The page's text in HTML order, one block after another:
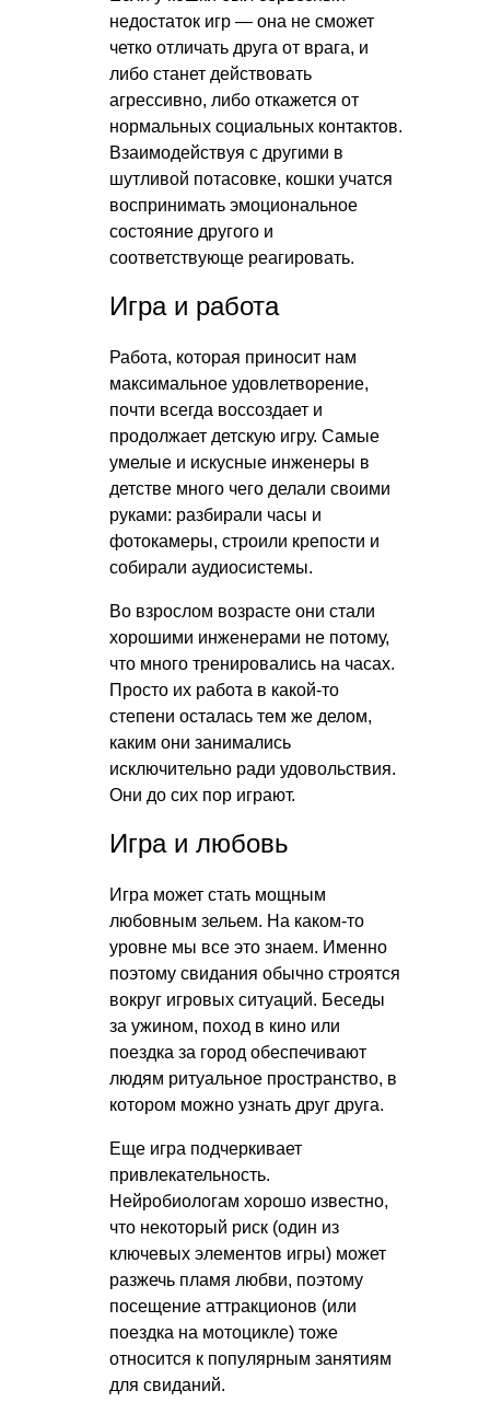
недостаток игр — она не сможет
четко отличать друга от врага, и
либо станет действовать
агрессивно, либо откажется от
нормальных социальных контактов.
Взаимодействуя с другими в
шутливой потасовке, кошки учатся
воспринимать эмоциональное
состояние другого и
соответствующе реагировать.
Игра и работа
Работа, которая приносит нам
максимальное удовлетворение,
почти всегда воссоздает и
продолжает детскую игру. Самые
умелые и искусные инженеры в
детстве много чего делали своими
руками: разбирали часы и
фотокамеры, строили крепости и
собирали аудиосистемы.
Во взрослом возрасте они стали
хорошими инженерами не потому,
что много тренировались на часах.
Просто их работа в какой-то
степени осталась тем же делом,
каким они занимались
исключительно ради удовольствия.
Они до сих пор играют.
Игра и любовь
Игра может стать мощным
любовным зельем. На каком-то
уровне мы все это знаем. Именно
поэтому свидания обычно строятся
вокруг игровых ситуаций. Беседы
за ужином, поход в кино или
поездка за город обеспечивают
людям ритуальное пространство, в
котором можно узнать друг друга.
Еще игра подчеркивает
привлекательность.
Нейробиологам хорошо известно,
что некоторый риск (один из
ключевых элементов игры) может
разжечь пламя любви, поэтому
посещение аттракционов (или
поездка на мотоцикле) тоже
относится к популярным занятиям
для свиданий.